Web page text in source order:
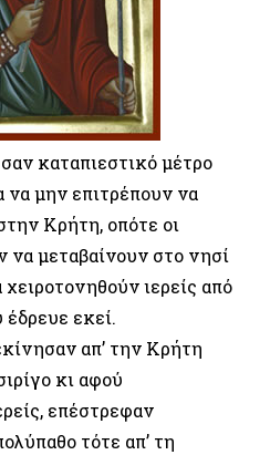
καταπιεστικό μέτρο
να μην επιτρέπουν να
Κρήτη, οπότε οι
να μεταβαίνουν στο νησί
ιερείς από
εκεί.
απ’ την Κρήτη
κι αφού
επέστρεφαν
τότε απ’ τη